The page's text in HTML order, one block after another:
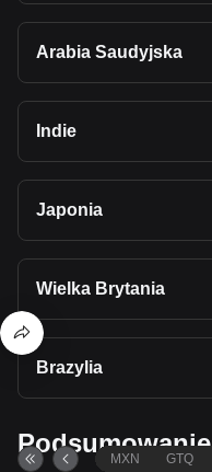
Arabia Saudyjska
Indie
Japonia
Wielka Brytania
Brazylia
Podsumowanie
MXN GTQ